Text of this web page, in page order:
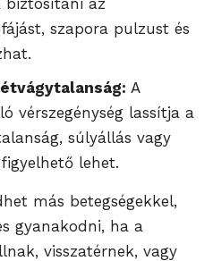
szapora pulzust és
A
vérszegénység lassítja a
súlyállás vagy
lehet.
más betegségekkel,
gyanakodni, ha a
visszatérnek, vagy